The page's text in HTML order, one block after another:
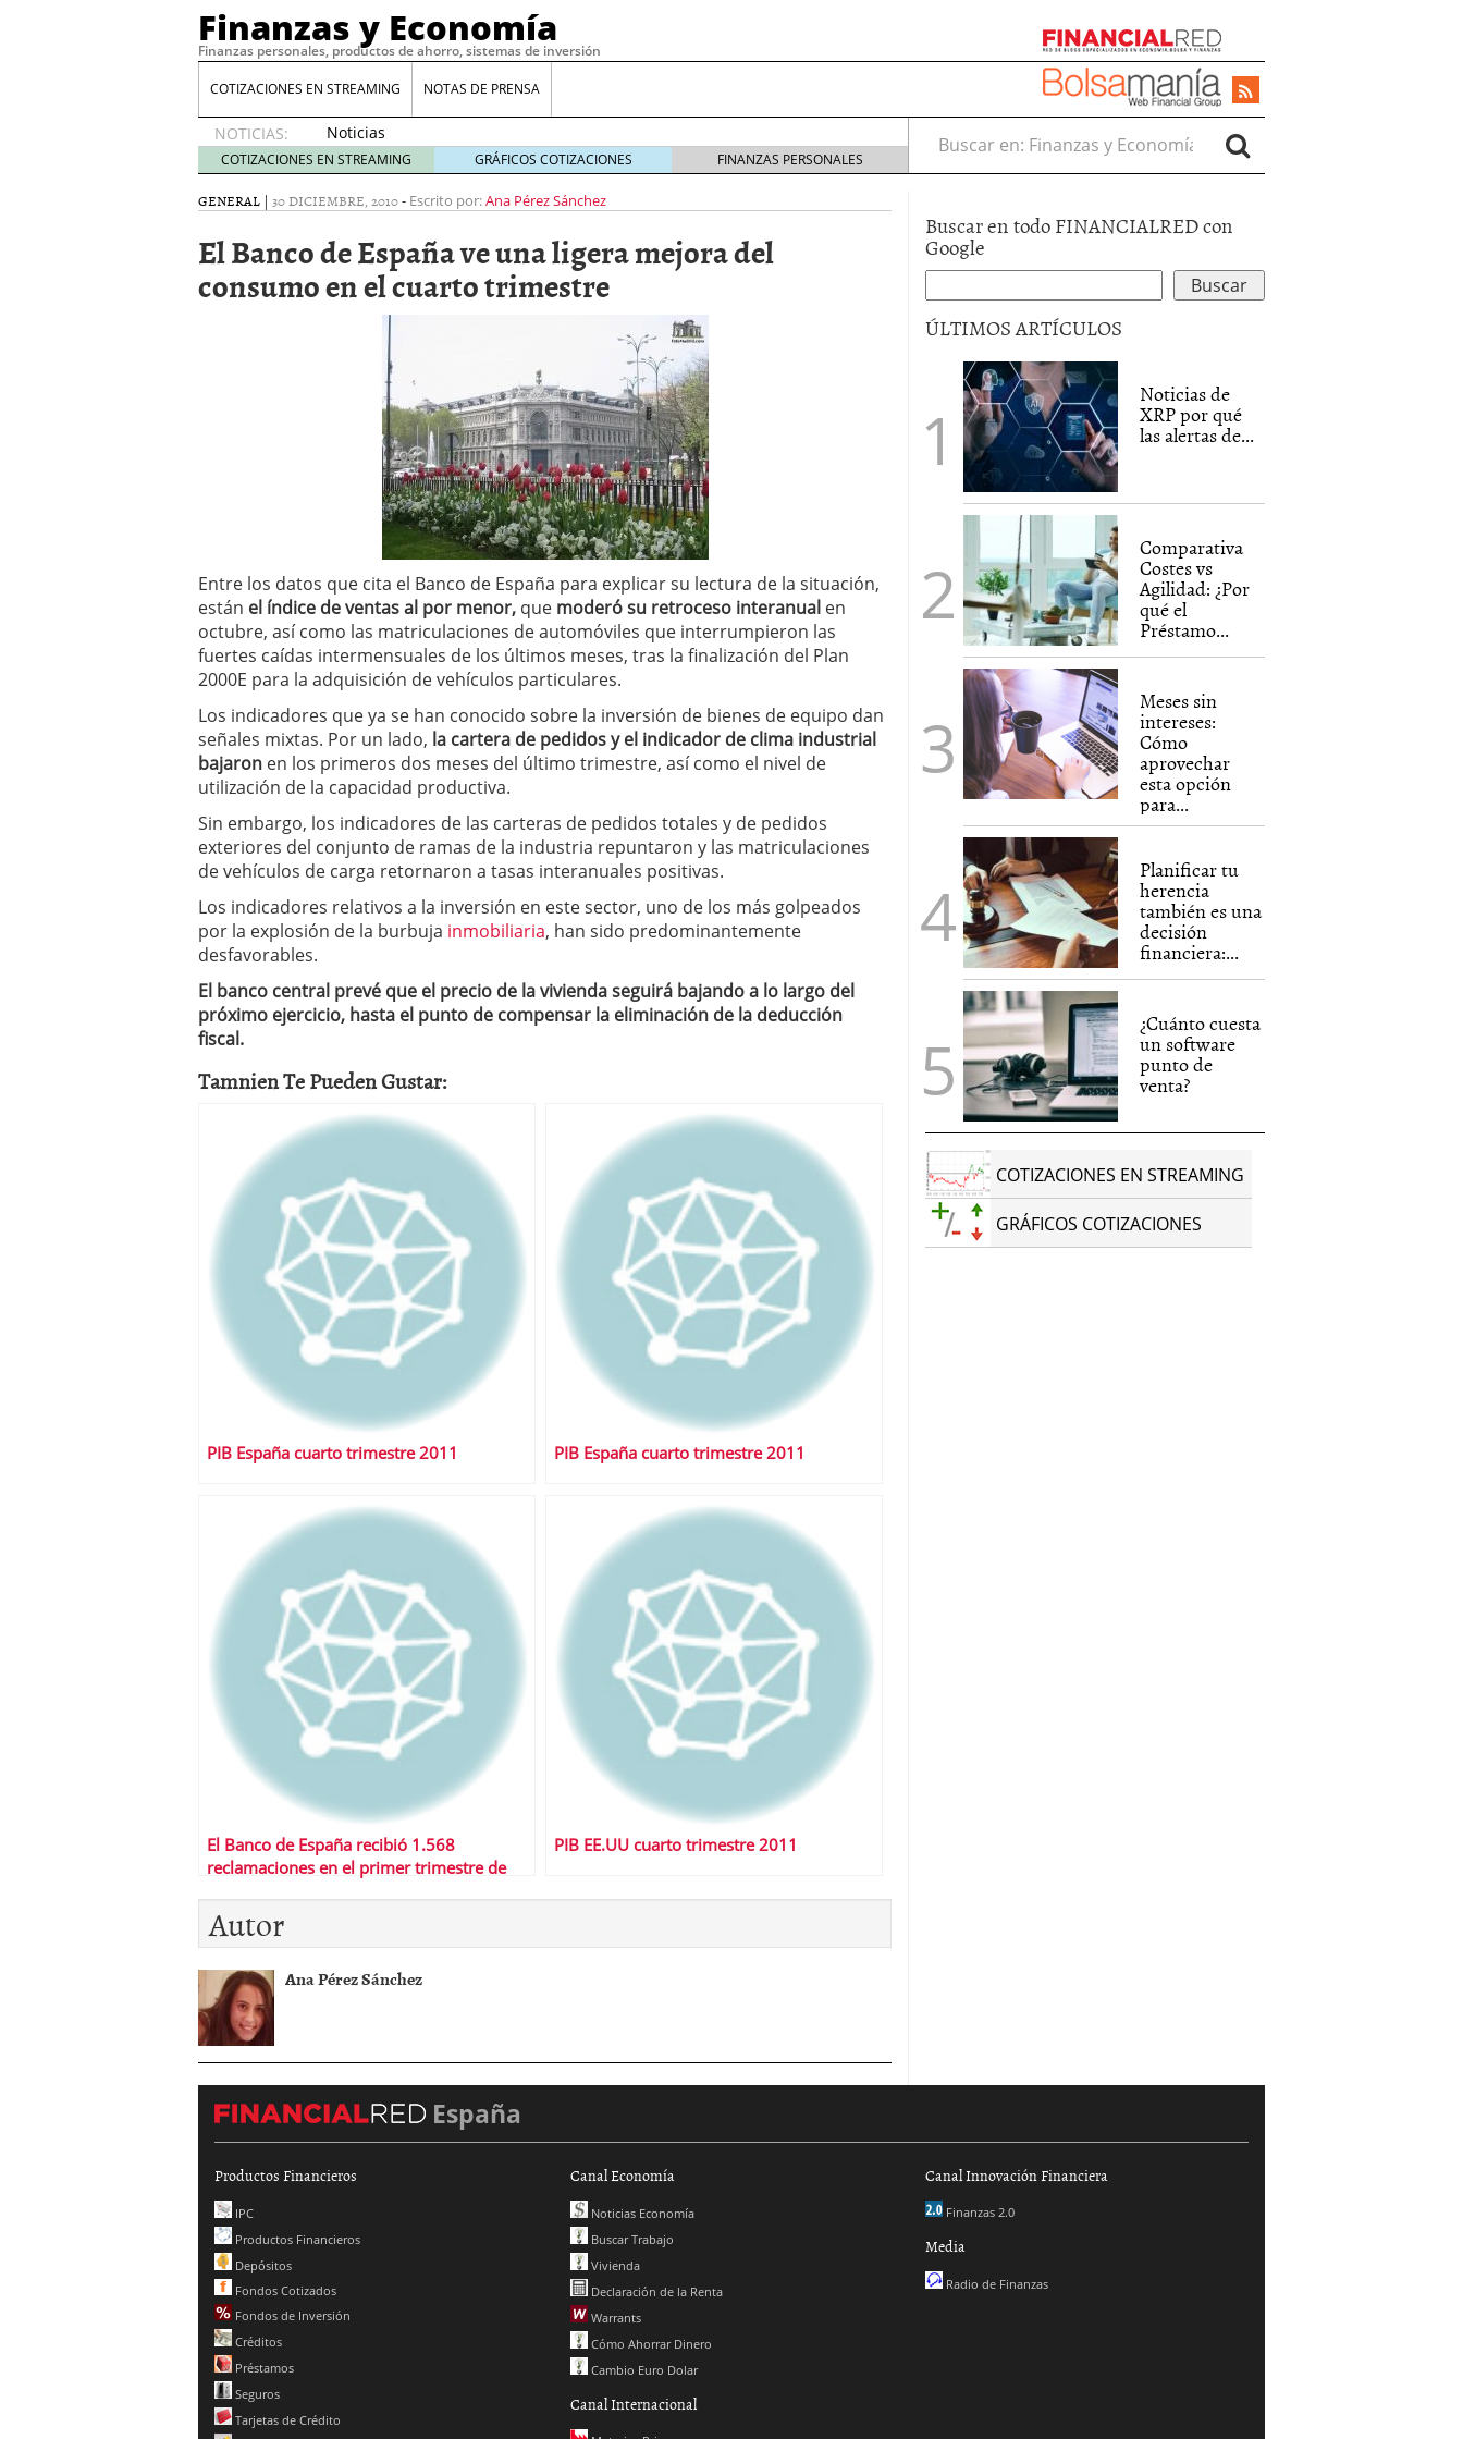
Finanzas y Economía
Finanzas personales, productos de ahorro, sistemas de inversión
COTIZACIONES EN STREAMING NOTAS DE PRENSA
NOTICIAS:
Noticias
de XRP
por qué
las
de
whales
suelen
16
Comparativa Costes vs Agilidad: ¿Por qué el Préstamo Promotor privado
acelera la rentabilidad? 12 de diciembre de 2025
Meses sin intereses: Cómo aprovechar esta opción para gestionar tus
24 de noviembre de 2025
Planificar tu herencia también es una decisión financiera: cómo anticiparte
a los costes 21 de noviembre de 2025
¿Cuánto cuesta un software punto de venta? 3 de octubre de 2025
COTIZACIONES EN STREAMING GRÁFICOS COTIZACIONES FINANZAS PERSONALES
Buscar en:
GENERAL | 30 DICIEMBRE, 2010- Escrito por:Ana Pérez Sánchez
El Banco de España ve una ligera mejora del
consumo en el cuarto trimestre
Entre los datos que cita el Banco de España para explicar su lectura de la situación,
están el índice de ventas al por menor, que moderó su retroceso interanual en
octubre, así como las matriculaciones de automóviles que interrumpieron las
fuertes caídas intermensuales de los últimos meses, tras la finalización del Plan
2000E para la adquisición de vehículos particulares.
Los indicadores que ya se han conocido sobre la inversión de bienes de equipo dan
señales mixtas. Por un lado, la cartera de pedidos y el indicador de clima industrial
bajaron en los primeros dos meses del último trimestre, así como el nivel de
utilización de la capacidad productiva.
Sin embargo, los indicadores de las carteras de pedidos totales y de pedidos
exteriores del conjunto de ramas de la industria repuntaron y las matriculaciones
de vehículos de carga retornaron a tasas interanuales positivas.
Los indicadores relativos a la inversión en este sector, uno de los más golpeados
por la explosión de la burbuja inmobiliaria, han sido predominantemente
desfavorables.
El banco central prevé que el precio de la vivienda seguirá bajando a lo largo del
próximo ejercicio, hasta el punto de compensar la eliminación de la deducción
fiscal.
Tamnien Te Pueden Gustar:
PIB España cuarto trimestre 2011 PIB España cuarto trimestre 2011
El Banco de España recibió 1.568
reclamaciones en el primer trimestre de
PIB EE.UU cuarto trimestre 2011
Autor
Ana Pérez Sánchez
Buscar en todo FINANCIALRED con
Google
ÚLTIMOS ARTÍCULOS
Noticias de
XRP por qué
las alertas de...
Comparativa
Costes vs
Agilidad: ¿Por
qué el
Préstamo...
Meses sin
intereses:
Cómo
aprovechar
esta opción
para...
Planificar tu
herencia
también es una
decisión
financiera:...
¿Cuánto cuesta
un software
punto de
venta?
COTIZACIONES EN STREAMING
GRÁFICOS COTIZACIONES
España
Productos Financieros
IPC
Productos Financieros
Depósitos
Fondos Cotizados
Fondos de Inversión
Créditos
Préstamos
Seguros
Tarjetas de Crédito
Canal Economía
Noticias Economía
Buscar Trabajo
Vivienda
Declaración de la Renta
Warrants
Cómo Ahorrar Dinero
Cambio Euro Dolar
Canal Internacional
Canal Innovación Financiera
Finanzas 2.0
Media
Radio de Finanzas